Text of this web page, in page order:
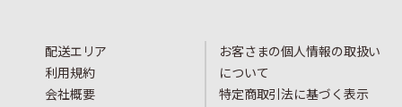
配送エリア
利用規約
会社概要
お客さまの個人情報の取扱い
について
特定商取引法に基づく表示